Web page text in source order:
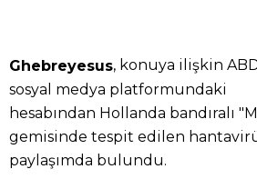
Ghebreyesus, konuya ilişkin
sosyal medya platformundaki
hesabından Hollanda bandıralı
gemisinde tespit edilen
paylaşımda bulundu.